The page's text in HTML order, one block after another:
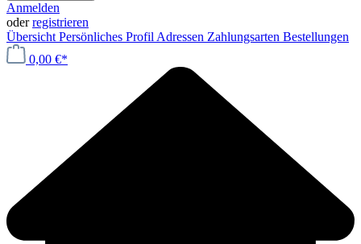
Anmelden
oderregistrieren
Übersicht Persönliches Profil Adressen Zahlungsarten Bestellungen
0,00 €*